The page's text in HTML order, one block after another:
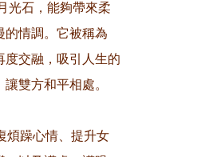
光石，能夠帶來柔
的情調。它被稱為
度交融，吸引人生的
雙方和平相處。
煩躁心情、提升女